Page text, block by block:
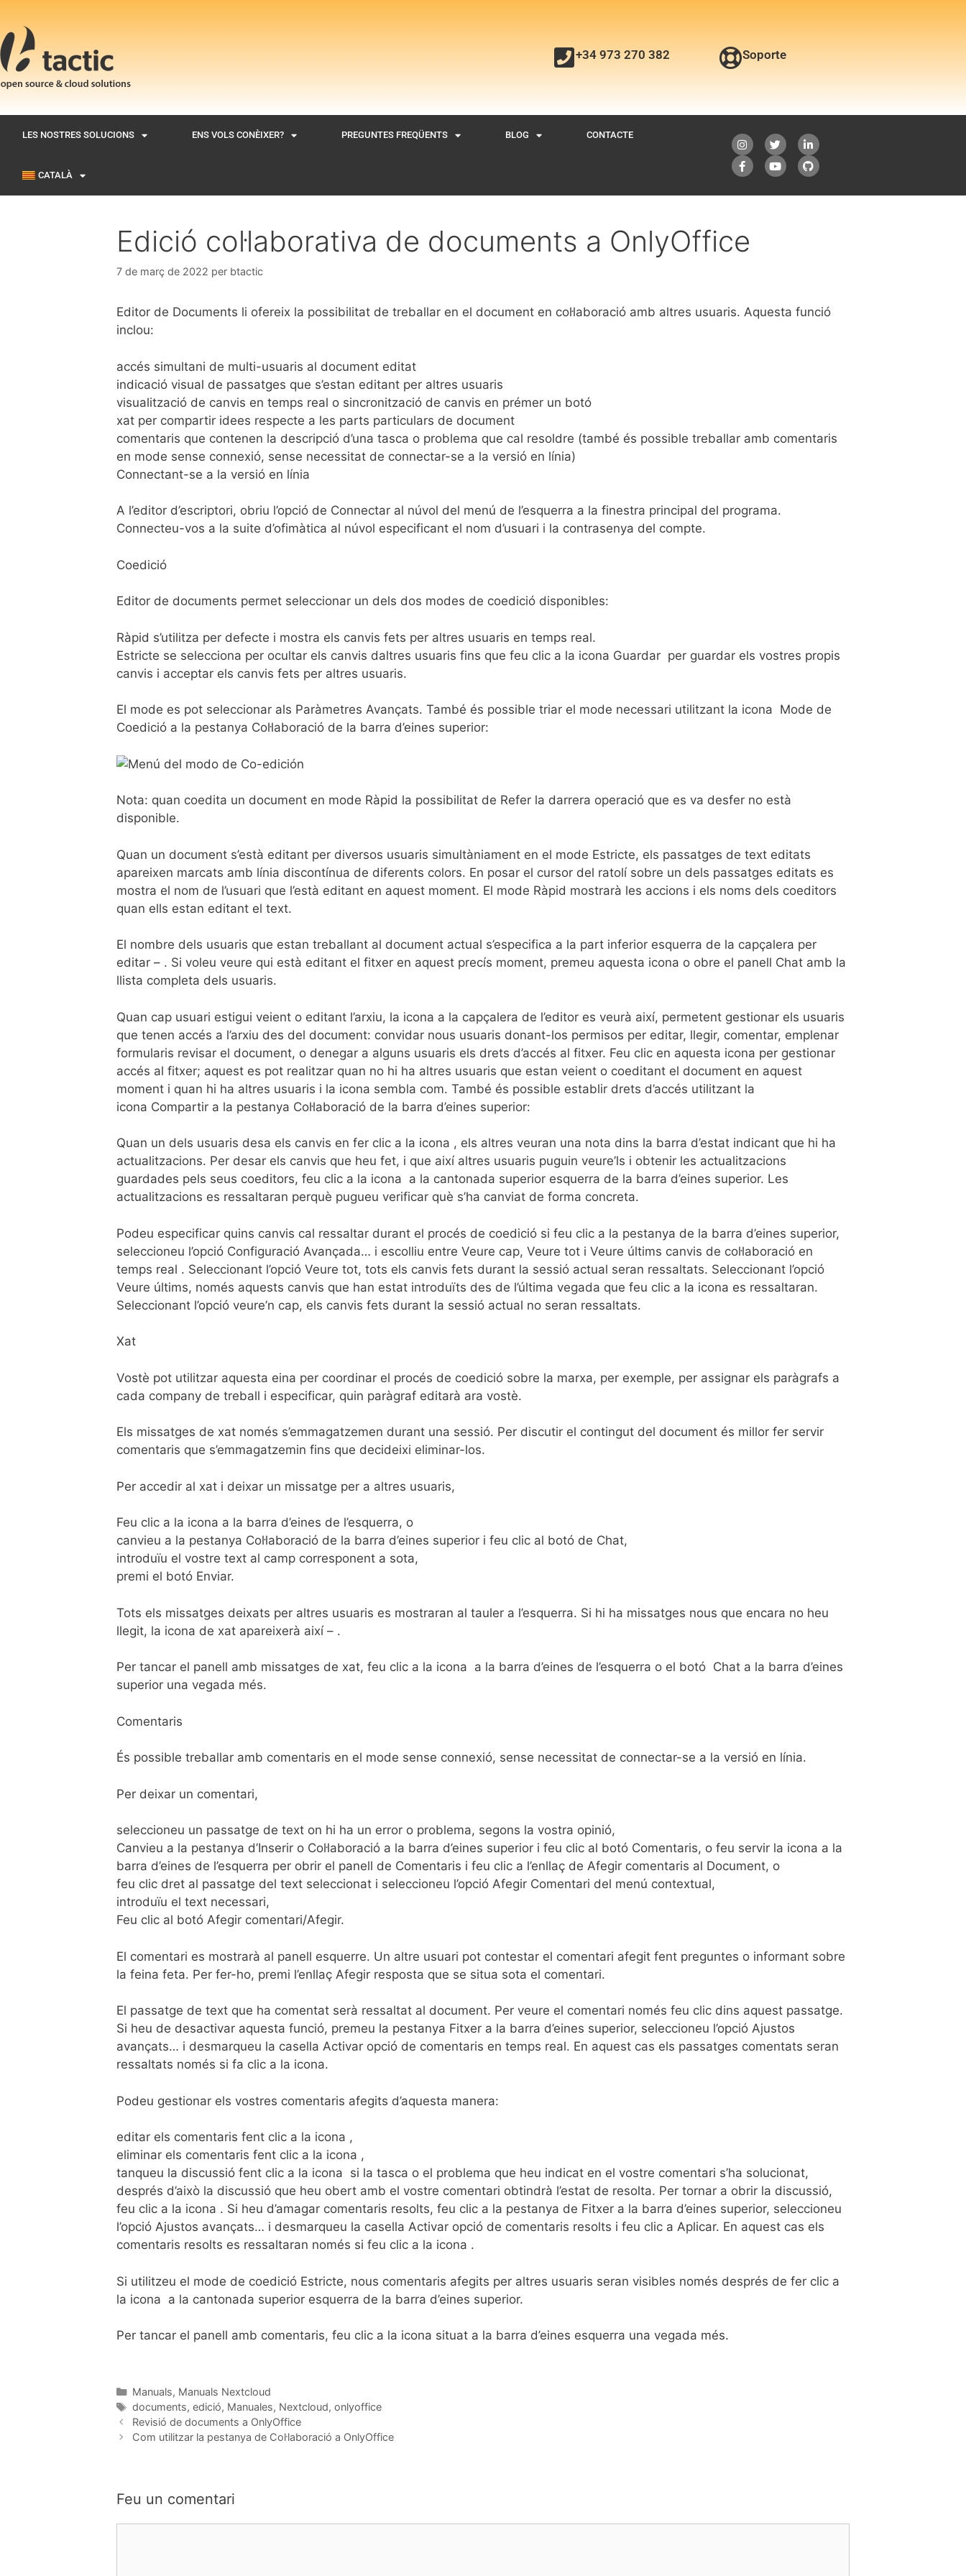
+34 973 270 382 Soporte
LES NOSTRES SOLUCIONS ENS VOLS CONÈIXER? PREGUNTES FREQÜENTS BLOG CONTACTE
CATALÀ
Edició col·laborativa de documents a OnlyOffice
7 de març de 2022 per btactic
Editor de Documents li ofereix la possibilitat de treballar en el document en col·laboració amb altres usuaris. Aquesta funció
inclou:
accés simultani de multi-usuaris al document editat
indicació visual de passatges que s’estan editant per altres usuaris
visualització de canvis en temps real o sincronització de canvis en prémer un botó
xat per compartir idees respecte a les parts particulars de document
comentaris que contenen la descripció d’una tasca o problema que cal resoldre (també és possible treballar amb comentaris
en mode sense connexió, sense necessitat de connectar-se a la versió en línia)
Connectant-se a la versió en línia
A l’editor d’escriptori, obriu l’opció de Connectar al núvol del menú de l’esquerra a la finestra principal del programa.
Connecteu-vos a la suite d’ofimàtica al núvol especificant el nom d’usuari i la contrasenya del compte.
Coedició
Editor de documents permet seleccionar un dels dos modes de coedició disponibles:
Ràpid s’utilitza per defecte i mostra els canvis fets per altres usuaris en temps real.
Estricte se selecciona per ocultar els canvis daltres usuaris fins que feu clic a la icona Guardar per guardar els vostres propis
canvis i acceptar els canvis fets per altres usuaris.
El mode es pot seleccionar als Paràmetres Avançats. També és possible triar el mode necessari utilitzant la icona Mode de
Coedició a la pestanya Col·laboració de la barra d’eines superior:
Nota: quan coedita un document en mode Ràpid la possibilitat de Refer la darrera operació que es va desfer no està
disponible.
Quan un document s’està editant per diversos usuaris simultàniament en el mode Estricte, els passatges de text editats
apareixen marcats amb línia discontínua de diferents colors. En posar el cursor del ratolí sobre un dels passatges editats es
mostra el nom de l’usuari que l’està editant en aquest moment. El mode Ràpid mostrarà les accions i els noms dels coeditors
quan ells estan editant el text.
El nombre dels usuaris que estan treballant al document actual s’especifica a la part inferior esquerra de la capçalera per
editar – . Si voleu veure qui està editant el fitxer en aquest precís moment, premeu aquesta icona o obre el panell Chat amb la
llista completa dels usuaris.
Quan cap usuari estigui veient o editant l’arxiu, la icona a la capçalera de l’editor es veurà així, permetent gestionar els usuaris
que tenen accés a l’arxiu des del document: convidar nous usuaris donant-los permisos per editar, llegir, comentar, emplenar
formularis revisar el document, o denegar a alguns usuaris els drets d’accés al fitxer. Feu clic en aquesta icona per gestionar
accés al fitxer; aquest es pot realitzar quan no hi ha altres usuaris que estan veient o coeditant el document en aquest
moment i quan hi ha altres usuaris i la icona sembla com. També és possible establir drets d’accés utilitzant la
icona Compartir a la pestanya Col·laboració de la barra d’eines superior:
Quan un dels usuaris desa els canvis en fer clic a la icona , els altres veuran una nota dins la barra d’estat indicant que hi ha
actualitzacions. Per desar els canvis que heu fet, i que així altres usuaris puguin veure’ls i obtenir les actualitzacions
guardades pels seus coeditors, feu clic a la icona a la cantonada superior esquerra de la barra d’eines superior. Les
actualitzacions es ressaltaran perquè pugueu verificar què s’ha canviat de forma concreta.
Podeu especificar quins canvis cal ressaltar durant el procés de coedició si feu clic a la pestanya de la barra d’eines superior,
seleccioneu l’opció Configuració Avançada… i escolliu entre Veure cap, Veure tot i Veure últims canvis de col·laboració en
temps real . Seleccionant l’opció Veure tot, tots els canvis fets durant la sessió actual seran ressaltats. Seleccionant l’opció
Veure últims, només aquests canvis que han estat introduïts des de l’última vegada que feu clic a la icona es ressaltaran.
Seleccionant l’opció veure’n cap, els canvis fets durant la sessió actual no seran ressaltats.
Xat
Vostè pot utilitzar aquesta eina per coordinar el procés de coedició sobre la marxa, per exemple, per assignar els paràgrafs a
cada company de treball i especificar, quin paràgraf editarà ara vostè.
Els missatges de xat només s’emmagatzemen durant una sessió. Per discutir el contingut del document és millor fer servir
comentaris que s’emmagatzemin fins que decideixi eliminar-los.
Per accedir al xat i deixar un missatge per a altres usuaris,
Feu clic a la icona a la barra d’eines de l’esquerra, o
canvieu a la pestanya Col·laboració de la barra d’eines superior i feu clic al botó de Chat,
introduïu el vostre text al camp corresponent a sota,
premi el botó Enviar.
Tots els missatges deixats per altres usuaris es mostraran al tauler a l’esquerra. Si hi ha missatges nous que encara no heu
llegit, la icona de xat apareixerà així – .
Per tancar el panell amb missatges de xat, feu clic a la icona a la barra d’eines de l’esquerra o el botó Chat a la barra d’eines
superior una vegada més.
Comentaris
És possible treballar amb comentaris en el mode sense connexió, sense necessitat de connectar-se a la versió en línia.
Per deixar un comentari,
seleccioneu un passatge de text on hi ha un error o problema, segons la vostra opinió,
Canvieu a la pestanya d’Inserir o Col·laboració a la barra d’eines superior i feu clic al botó Comentaris, o feu servir la icona a la
barra d’eines de l’esquerra per obrir el panell de Comentaris i feu clic a l’enllaç de Afegir comentaris al Document, o
feu clic dret al passatge del text seleccionat i seleccioneu l’opció Afegir Comentari del menú contextual,
introduïu el text necessari,
Feu clic al botó Afegir comentari/Afegir.
El comentari es mostrarà al panell esquerre. Un altre usuari pot contestar el comentari afegit fent preguntes o informant sobre
la feina feta. Per fer-ho, premi l’enllaç Afegir resposta que se situa sota el comentari.
El passatge de text que ha comentat serà ressaltat al document. Per veure el comentari només feu clic dins aquest passatge.
Si heu de desactivar aquesta funció, premeu la pestanya Fitxer a la barra d’eines superior, seleccioneu l’opció Ajustos
avançats… i desmarqueu la casella Activar opció de comentaris en temps real. En aquest cas els passatges comentats seran
ressaltats només si fa clic a la icona.
Podeu gestionar els vostres comentaris afegits d’aquesta manera:
editar els comentaris fent clic a la icona ,
eliminar els comentaris fent clic a la icona ,
tanqueu la discussió fent clic a la icona si la tasca o el problema que heu indicat en el vostre comentari s’ha solucionat,
després d’això la discussió que heu obert amb el vostre comentari obtindrà l’estat de resolta. Per tornar a obrir la discussió,
feu clic a la icona . Si heu d’amagar comentaris resolts, feu clic a la pestanya de Fitxer a la barra d’eines superior, seleccioneu
l’opció Ajustos avançats… i desmarqueu la casella Activar opció de comentaris resolts i feu clic a Aplicar. En aquest cas els
comentaris resolts es ressaltaran només si feu clic a la icona .
Si utilitzeu el mode de coedició Estricte, nous comentaris afegits per altres usuaris seran visibles només després de fer clic a
la icona a la cantonada superior esquerra de la barra d’eines superior.
Per tancar el panell amb comentaris, feu clic a la icona situat a la barra d’eines esquerra una vegada més.
Manuals, Manuals Nextcloud
documents, edició, Manuales, Nextcloud, onlyoffice
Revisió de documents a OnlyOffice
Com utilitzar la pestanya de Col·laboració a OnlyOffice
Feu un comentari